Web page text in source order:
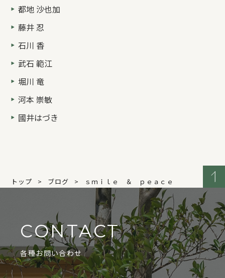
都地 沙也加
藤井 忍
石川 香
武石 範江
堀川 竜
河本 崇敏
國井はづき
トップ ブログ ｓｍｉｌｅ ＆ ｐｅａｃｅ
CONTACT
各種お問い合わせ